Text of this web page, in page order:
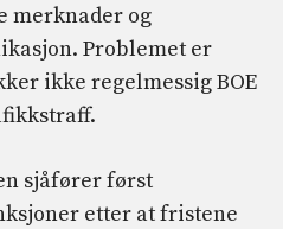
merknader og
Problemet er
ikke regelmessig BOE
sjåfører først
etter at fristene